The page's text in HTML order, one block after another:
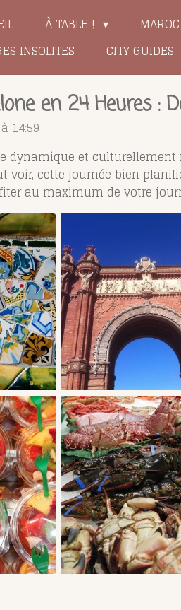
À TABLE ! MAROC
INSOLITES
CITY GUIDES
en 24 Heures :
14:59
dynamique et
voir, cette journée bien
au maximum de votre